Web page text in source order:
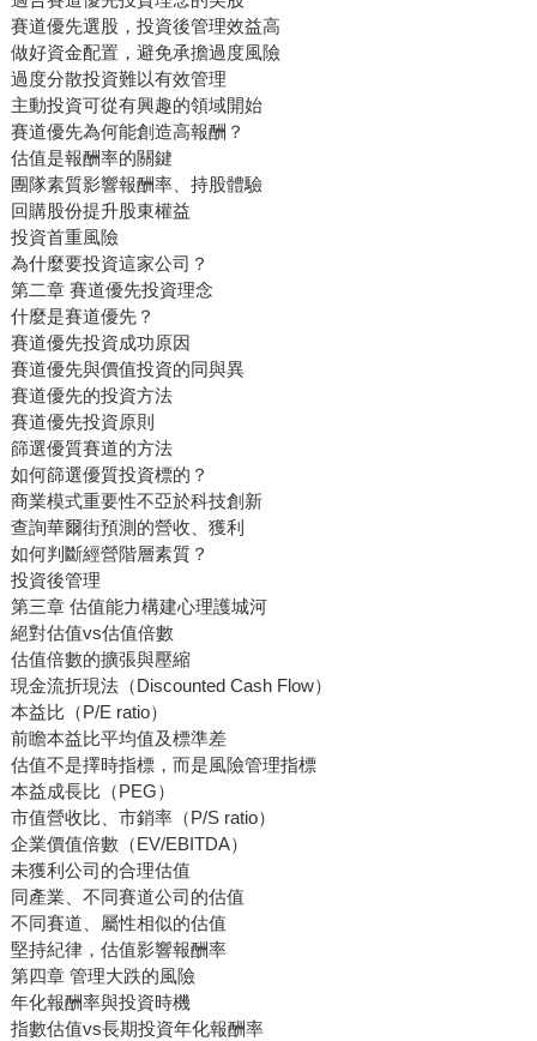
賽道優先選股，投資後管理效益高
做好資金配置，避免承擔過度風險
過度分散投資難以有效管理
主動投資可從有興趣的領域開始
賽道優先為何能創造高報酬？
估值是報酬率的關鍵
團隊素質影響報酬率、持股體驗
回購股份提升股東權益
投資首重風險
為什麼要投資這家公司？
第二章 賽道優先投資理念
什麼是賽道優先？
賽道優先投資成功原因
賽道優先與價值投資的同與異
賽道優先的投資方法
賽道優先投資原則
篩選優質賽道的方法
如何篩選優質投資標的？
商業模式重要性不亞於科技創新
查詢華爾街預測的營收、獲利
如何判斷經營階層素質？
投資後管理
第三章 估值能力構建心理護城河
絕對估值vs估值倍數
估值倍數的擴張與壓縮
現金流折現法（Discounted Cash Flow）
本益比（P/E ratio）
前瞻本益比平均值及標準差
估值不是擇時指標，而是風險管理指標
本益成長比（PEG）
市值營收比、市銷率（P/S ratio）
企業價值倍數（EV/EBITDA）
未獲利公司的合理估值
同產業、不同賽道公司的估值
不同賽道、屬性相似的估值
堅持紀律，估值影響報酬率
第四章 管理大跌的風險
年化報酬率與投資時機
指數估值vs長期投資年化報酬率